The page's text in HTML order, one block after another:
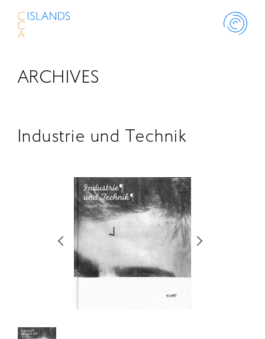
ABOUT
SCHOLARSHIP
ARCHIVES
Industrie und Technik